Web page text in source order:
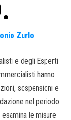
Zurlo
e degli Esperti
hanno
sospensioni e
nel periodo
le misure